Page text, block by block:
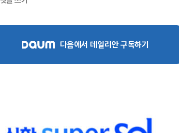
다음에서 데일리안 구독하기